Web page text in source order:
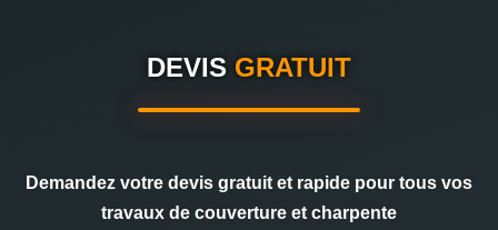
DEVIS GRATUIT
Demandez votre devis gratuit et rapide pour tous vos
travaux de couverture et charpente